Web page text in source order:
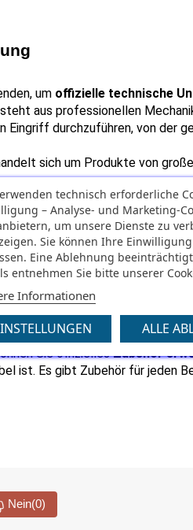
um offizielle technische
aus professionellen
durchzuführen, von der
sich um Produkte von
den Einkauf von Ersatzteilen
Ersatzteile an
Parts- Reihe , die für
Sie offizielles Zubehör
ist. Es gibt Zubehör für jeden
Nein(0)
technisch erforderliche
– Analyse- und Marketing-
um unsere Dienste zu
Sie können Ihre
Eine Ablehnung
entnehmen Sie bitte unserer
Informationen
ALLE